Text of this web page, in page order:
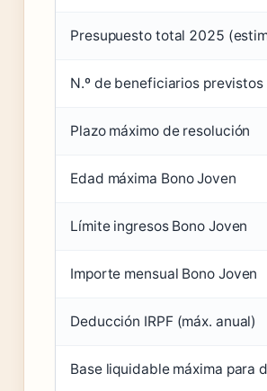
Presupuesto total 2025
N.º de beneficiarios
Plazo máximo de resolución
Edad máxima Bono Joven
Límite ingresos Bono Joven
Importe mensual Bono Joven
Deducción IRPF (máx. anual)
Base liquidable máxima para